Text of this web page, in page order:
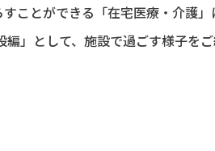
ことができる「在宅医療・介護
」として、施設で過ごす様子を